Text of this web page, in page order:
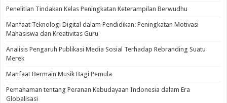
Penelitian Tindakan Kelas Peningkatan Keterampilan Berwudhu
Manfaat Teknologi Digital dalam Pendidikan: Peningkatan Motivasi
Mahasiswa dan Kreativitas Guru
Analisis Pengaruh Publikasi Media Sosial Terhadap Rebranding Suatu
Merek
Manfaat Bermain Musik Bagi Pemula
Pemahaman tentang Peranan Kebudayaan Indonesia dalam Era
Globalisasi